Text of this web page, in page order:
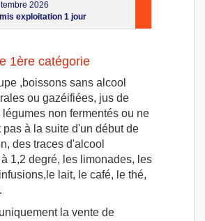
2026
exploitation 1 jour
1ère catégorie
,boissons sans alcool
ou gazéifiées, jus de
légumes non fermentés ou ne
pas à la suite d'un début de
des traces d'alcool
1,2 degré, les limonades, les
lait, le café, le thé,
la vente de